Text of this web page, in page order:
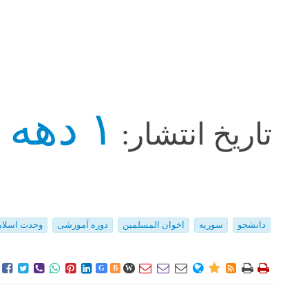
تاریخ انتشار: ۱ دهه پیش
دانشجو سوریه اخوان المسلمین دوره آموزشی وحدت
      G B W        